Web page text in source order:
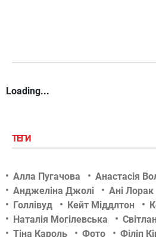
Loading...
ТЕГИ
Алла Пугачова
Анастасія
Анджеліна Джолі
Ані Лорак
Голлівуд
Кейт Міддлтон
Наталія Могілевська
Тіна Кароль
Фото Філіп